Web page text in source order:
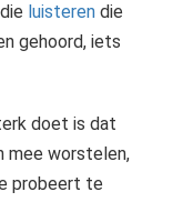
luisteren die
gehoord, iets
doet is dat
mee worstelen,
probeert te